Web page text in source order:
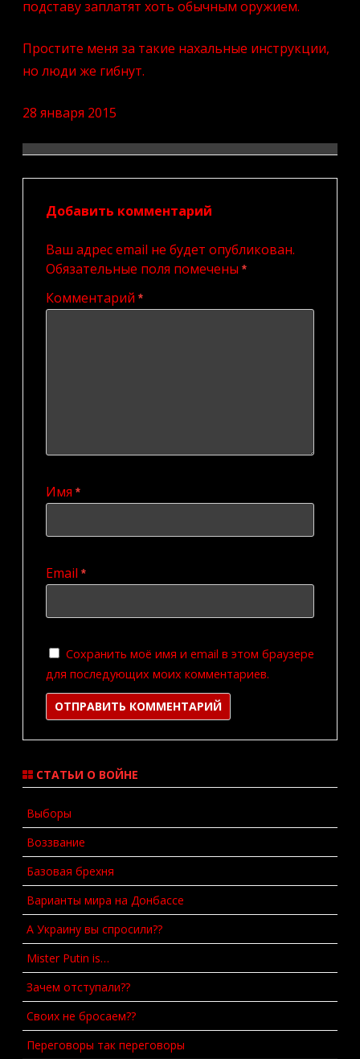
подставу заплатят хоть обычным оружием.
Простите меня за такие нахальные инструкции,
но люди же гибнут.
28 января 2015
Добавить комментарий
Ваш адрес email не будет опубликован.
Обязательные поля помечены *
Комментарий *
Имя *
Email *
Сохранить моё имя и email в этом браузере
для последующих моих комментариев.
СТАТЬИ О ВОЙНЕ
Выборы
Воззвание
Базовая брехня
Варианты мира на Донбассе
А Украину вы спросили??
Mister Putin is…
Зачем отступали??
Своих не бросаем??
Переговоры так переговоры